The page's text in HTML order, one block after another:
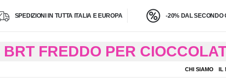
SPEDIZIONI IN TUTTA ITALIA E EUROPA -20% DAL SECONDO
BRT FREDDO PER
A 4,9 KG) – CONSEGNA IN
CHI SIAMO IL